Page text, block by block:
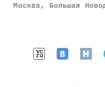
Москва, Большая